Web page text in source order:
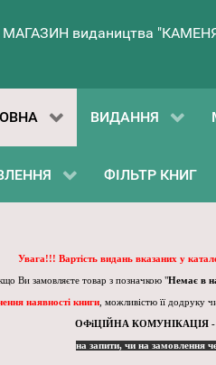
МАГАЗИН видаництва
ВИДАННЯ
ФІЛЬТР КНИГ
Увага!!! Вартість видань вказаних у
Ви замовляєте товар з позначкою "Немає в
наявності книги, можливістю її додруку чи
ОФіЦІЙНА КОМУНІКАЦІЯ -
на запити, чи на замовлення